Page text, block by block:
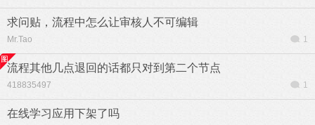
求问贴，流程中怎么让审核人不可编辑
Mr.Tao 1
流程其他几点退回的话都只对到第二个节点
418835497 1
在线学习应用下架了吗